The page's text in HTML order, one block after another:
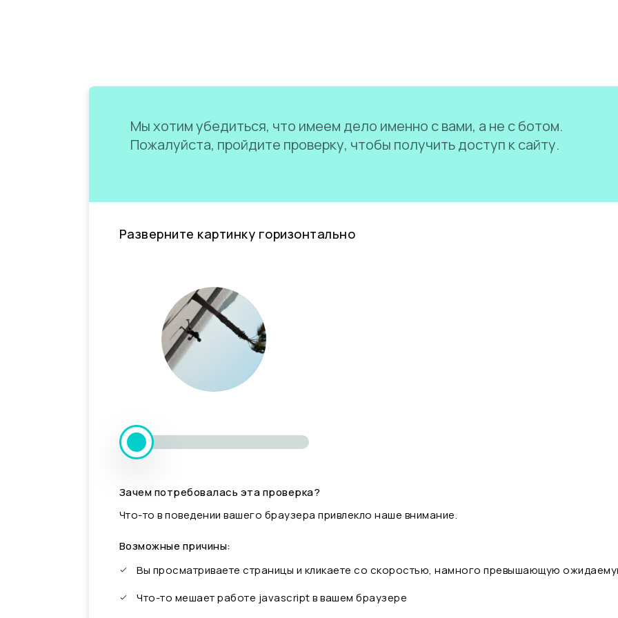
Мы хотим убедиться, что имеем дело именно с вами, а не с ботом.
Пожалуйста, пройдите проверку, чтобы получить доступ к сайту.
Разверните картинку горизонтально
Зачем потребовалась эта проверка?
Что-то в поведении вашего браузера привлекло наше внимание.
Возможные причины:
Вы просматриваете страницы и кликаете со скоростью, намного превышающую
Что-то мешает работе javascript в вашем браузере